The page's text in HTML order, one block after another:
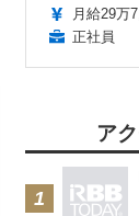
月給29万
正社員
ア